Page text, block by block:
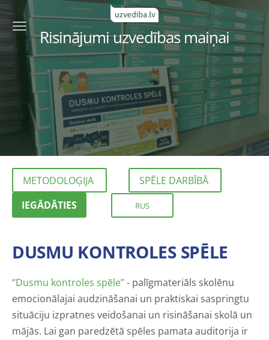
Risinājumi uzvedības maiņai
METODOLOĢIJA
SPĒLE DARBĪBĀ
IEGĀDĀTIES
RUS
DUSMU KONTROLES SPĒLE
“Dusmu kontroles spēle”- palīgmateriāls skolēnu
emocionālajai audzināšanai un praktiskai saspringtu
situāciju izpratnes veidošanai un risināšanai skolā un
mājās. Lai gan paredzētā spēles pamata auditorija ir